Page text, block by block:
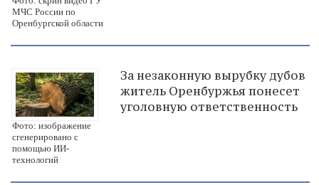
МЧС России по
Оренбургской области
Фото: изображение
сгенерировано с
помощью ИИ-
технологий
За незаконную вырубку дубов
житель Оренбуржья понесет
уголовную ответственность